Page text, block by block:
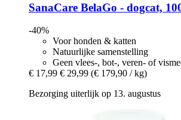
SanaCare BelaGo -​ dogcat,
-40%
Voor honden & katten
Natuurlijke samenstelling
Geen vlees-, bot-, veren- of
€ 17,99 € 29,99 (€ 179,90 / kg)
Bezorging uiterlijk op 13. augustus